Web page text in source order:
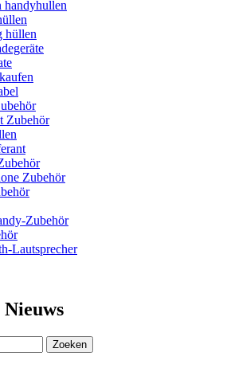
handyhullen
hüllen
Zubehör
Zubehör
Zubehör
Lautsprecher